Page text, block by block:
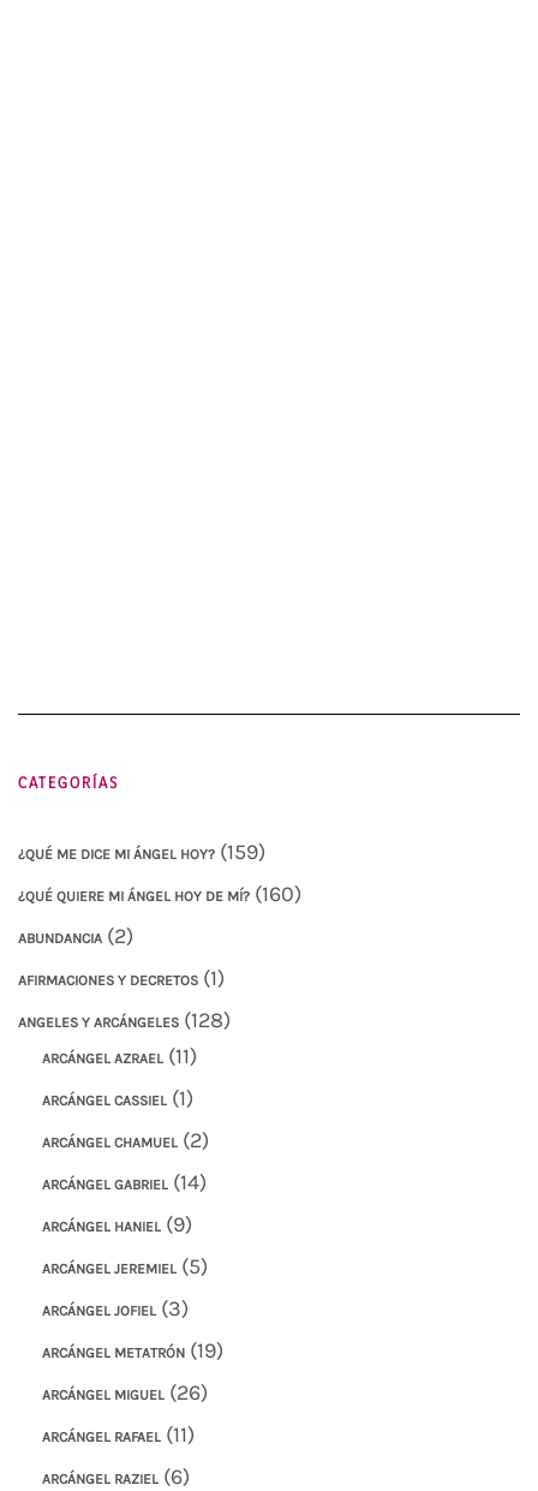
CATEGORÍAS
¿QUÉ ME DICE MI ÁNGEL HOY? (159)
¿QUÉ QUIERE MI ÁNGEL HOY DE MÍ? (160)
ABUNDANCIA (2)
AFIRMACIONES Y DECRETOS (1)
ANGELES Y ARCÁNGELES (128)
ARCÁNGEL AZRAEL (11)
ARCÁNGEL CASSIEL (1)
ARCÁNGEL CHAMUEL (2)
ARCÁNGEL GABRIEL (14)
ARCÁNGEL HANIEL (9)
ARCÁNGEL JEREMIEL (5)
ARCÁNGEL JOFIEL (3)
ARCÁNGEL METATRÓN (19)
ARCÁNGEL MIGUEL (26)
ARCÁNGEL RAFAEL (11)
ARCÁNGEL RAZIEL (6)